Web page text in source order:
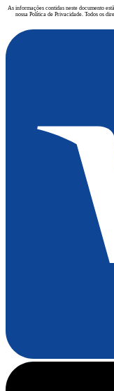
As informações contidas neste documento
nossa Política de Privacidade. Todos os